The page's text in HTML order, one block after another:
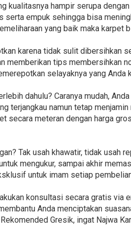
kualitasnya hampir serupa
empuk sehingga bisa
yang baik maka karpet
karena tidak sulit dibersihkan
memberikan tips membersihkan
selayaknya yang Anda
dahulu? Caranya mudah,
terjangkau namun tetap
secara meteran dengan harga
Tak usah khawatir, tidak usah
mengukur, sampai akhir
untuk imam setiap
konsultasi secara gratis via
Anda menciptakan
Gresik, ingat Najwa